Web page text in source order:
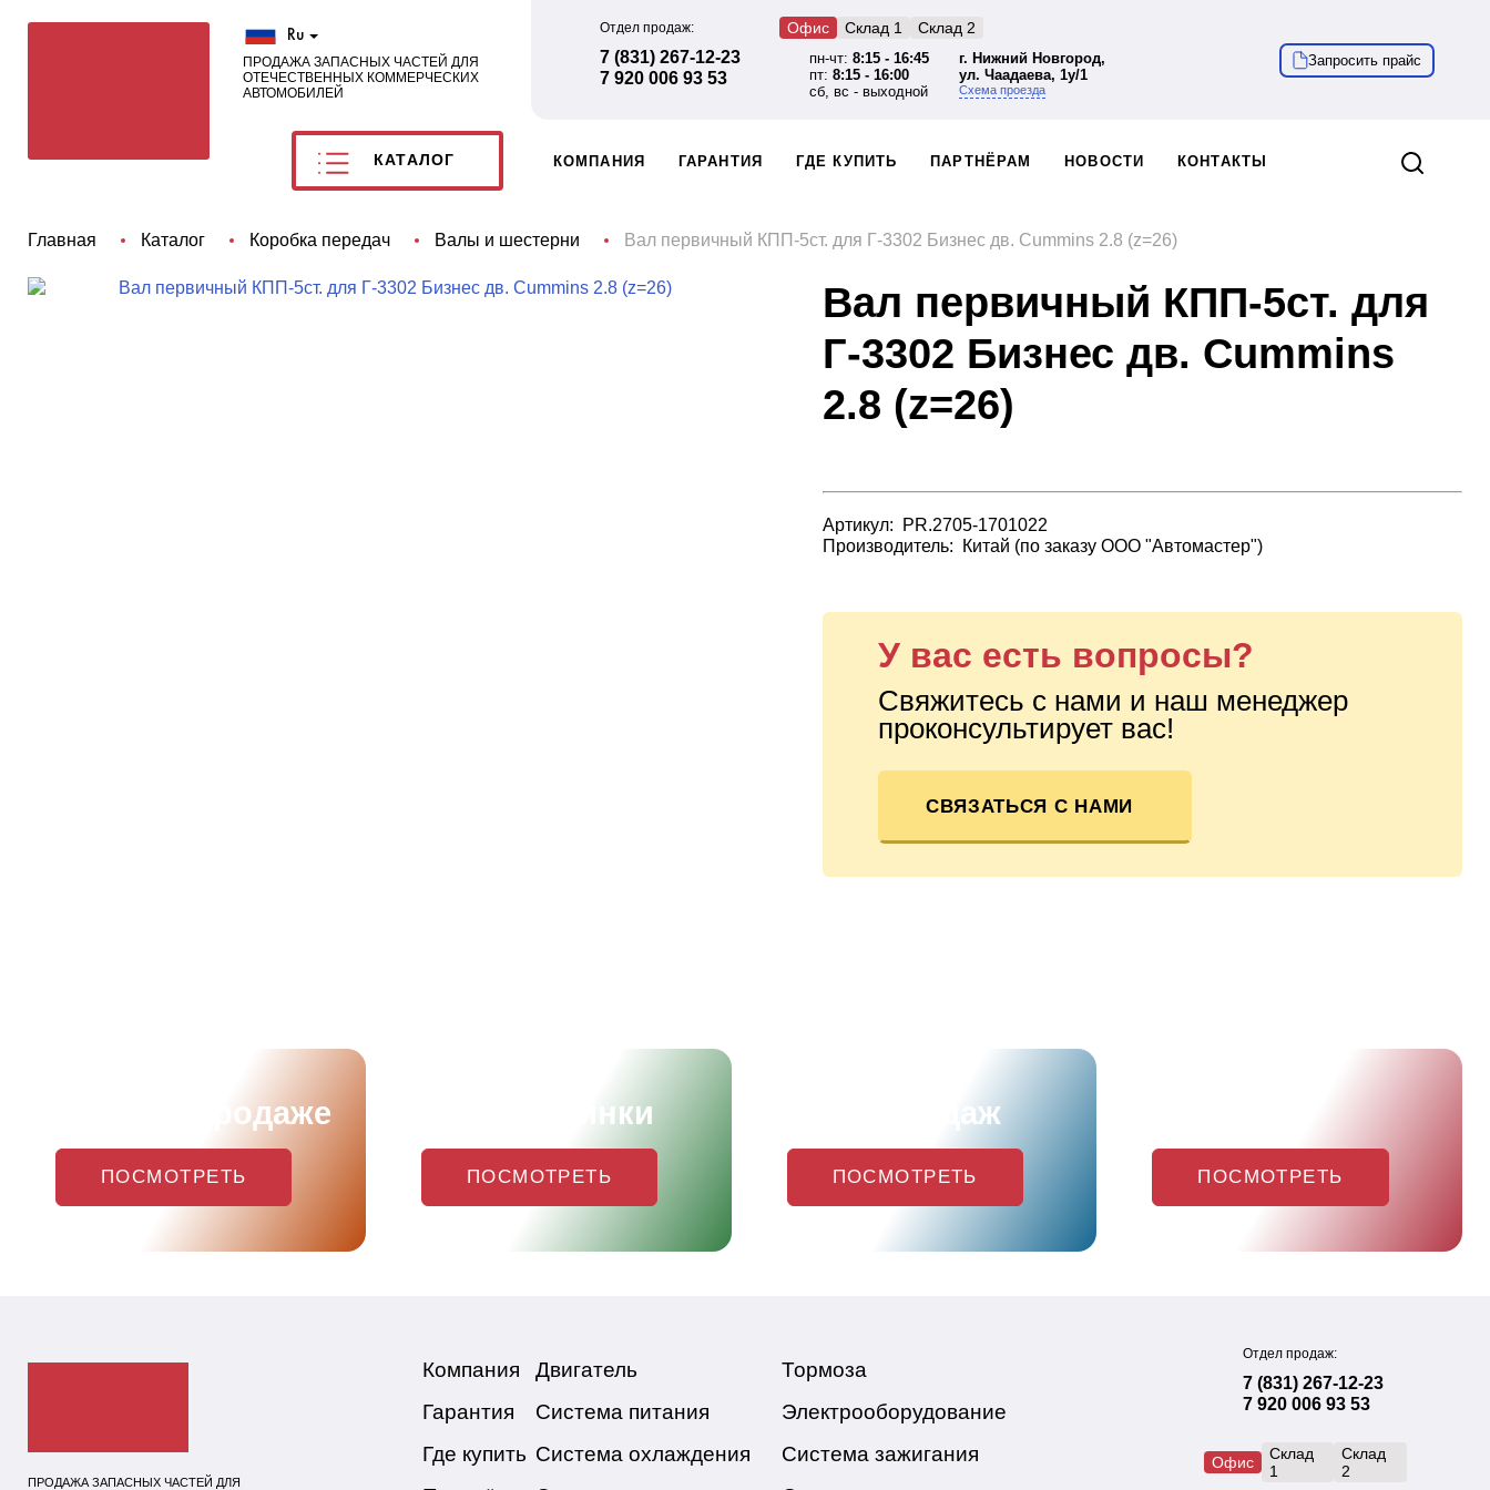
Ru
ПРОДАЖА ЗАПАСНЫХ ЧАСТЕЙ ДЛЯ
ОТЕЧЕСТВЕННЫХ КОММЕРЧЕСКИХ
АВТОМОБИЛЕЙ
КАТАЛОГ
Отдел продаж:
7 (831) 267-12-23
7 920 006 93 53
Офис Склад 1 Склад 2
пн-чт: 8:15 - 16:45
пт: 8:15 - 16:00
сб, вс - выходной
г. Нижний Новгород,
ул. Чаадаева, 1у/1
Схема проезда
Запросить прайс
КОМПАНИЯ ГАРАНТИЯ ГДЕ КУПИТЬ ПАРТНЁРАМ НОВОСТИ КОНТАКТЫ
Главная Каталог Коробка передач Валы и шестерни Вал первичный КПП-5ст. для Г-3302 Бизнес дв. Cummins 2.8 (z=26)
Вал первичный КПП-5ст. для
Г-3302 Бизнес дв. Cummins
2.8 (z=26)
Артикул: PR.2705-1701022
Производитель: Китай (по заказу ООО "Автомастер")
У вас есть вопросы?
Свяжитесь с нами и наш менеджер
проконсультирует вас!
СВЯЗАТЬСЯ С НАМИ
Скоро в продаже
ПОСМОТРЕТЬ
Наши новинки
ПОСМОТРЕТЬ
Хиты продаж
ПОСМОТРЕТЬ ПОСМОТРЕТЬ
ПРОДАЖА ЗАПАСНЫХ ЧАСТЕЙ ДЛЯ
Компания
Гарантия
Где купить
Двигатель
Система питания
Система охлаждения
Тормоза
Электрооборудование
Система зажигания
Отдел продаж:
7 (831) 267-12-23
7 920 006 93 53
Офис
Склад
1
Склад
2